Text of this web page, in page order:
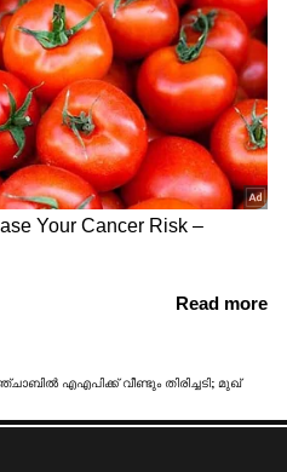
പഞ്ചാബിൽ എഎപിക്ക് വീണ്ടും തിരിച്ചടി; മുഖ്യമന്ത്രി ഭഗവന്ത് സിങ് മന്നിൻ്റെ കസിൻ ബിജെപിയിൽ ചേർന്നു